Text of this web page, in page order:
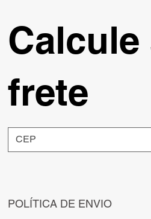
Calcule
frete
POLÍTICA DE ENVIO